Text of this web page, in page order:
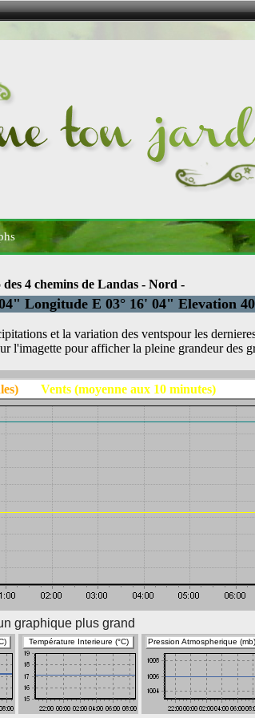
des 4 chemins de Landas - Nord -
Longitude E 03° 16' 04" Elevation
et la variation des ventspour les
l'imagette pour afficher la pleine grandeur des
Vents (moyenne aux 10 minutes)
graphique plus grand
Température Interieure (°C) Pression Atmospherique (mb)